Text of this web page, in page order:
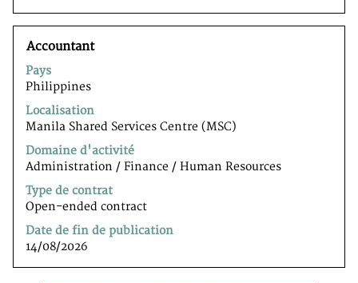
Titre
Accountant
Pays
Philippines
Localisation
Manila Shared Services Centre (MSC)
Domaine d'activité
Administration / Finance / Human Resources
Type de contrat
Open-ended contract
Date de fin de publication
14/08/2026
Sélectionnez
avec
la
barre
d’espacement
pour
afficher
tout
le
contenu
des
informations
d’emploi.